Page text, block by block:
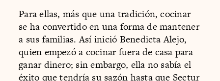
Para ellas, más que una tradición, cocinar
se ha convertido en una forma de mantener
a sus familias. Así inició Benedicta Alejo,
quien empezó a cocinar fuera de casa para
ganar dinero; sin embargo, ella no sabía el
éxito que tendría su sazón hasta que Sectur